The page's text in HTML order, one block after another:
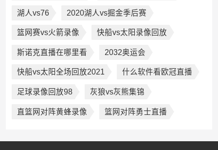
湖人vs76 2020湖人vs掘金季后赛
篮网赛vs火箭录像 快船vs太阳录像回放
斯诺克直播在哪里看 2032奥运会
快船vs太阳全场回放2021 什么软件看欧冠直播
足球录像回放98 灰狼vs灰熊集锦
直篮网对阵黄蜂录像 篮网对阵勇士直播